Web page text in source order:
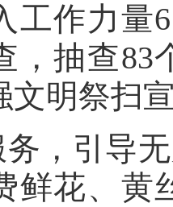
工作力量
，抽查83
文明祭扫
引导无
鲜花、黄